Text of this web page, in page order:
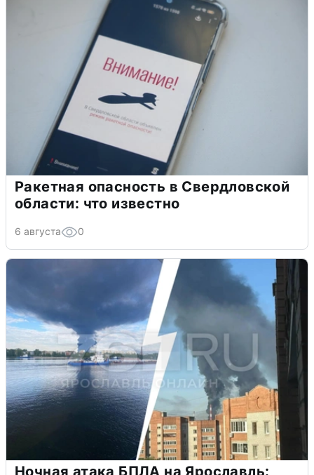
Ракетная опасность в Свердловской
области: что известно
6 августа 0
Ночная атака БПЛА на Ярославль: